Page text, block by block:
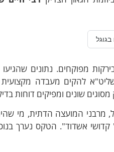
מפוקחים. נתונים שהגיעו
שליט"א להקים מעבדה
שונים ומפיקים דוחות
מרבני המועצה הדתית, מי
אשדוד". הטקס נערך